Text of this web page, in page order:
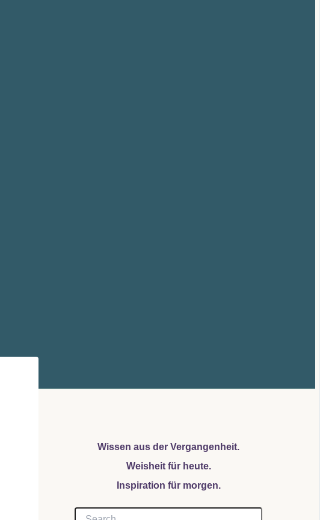
Wissen aus der Vergangenheit.
Weisheit für heute.
Inspiration für morgen.
S